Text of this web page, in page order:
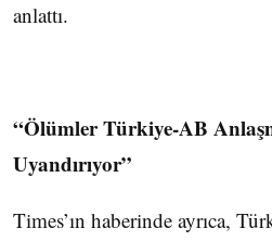
anlattı.
“Ölümler Türkiye-AB
Uyandırıyor”
Times’ın haberinde ayrıca,